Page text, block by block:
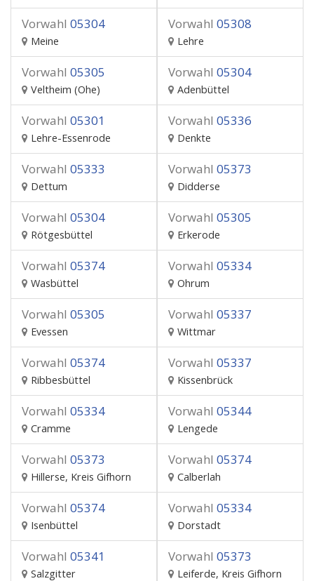
Vorwahl 05304
Meine
Vorwahl 05308
Lehre
Vorwahl 05305
Veltheim (Ohe)
Vorwahl 05304
Adenbüttel
Vorwahl 05301
Lehre-Essenrode
Vorwahl 05336
Denkte
Vorwahl 05333
Dettum
Vorwahl 05373
Didderse
Vorwahl 05304
Rötgesbüttel
Vorwahl 05305
Erkerode
Vorwahl 05374
Wasbüttel
Vorwahl 05334
Ohrum
Vorwahl 05305
Evessen
Vorwahl 05337
Wittmar
Vorwahl 05374
Ribbesbüttel
Vorwahl 05337
Kissenbrück
Vorwahl 05334
Cramme
Vorwahl 05344
Lengede
Vorwahl 05373
Hillerse, Kreis Gifhorn
Vorwahl 05374
Calberlah
Vorwahl 05374
Isenbüttel
Vorwahl 05334
Dorstadt
Vorwahl 05341
Salzgitter
Vorwahl 05373
Leiferde, Kreis Gifhorn